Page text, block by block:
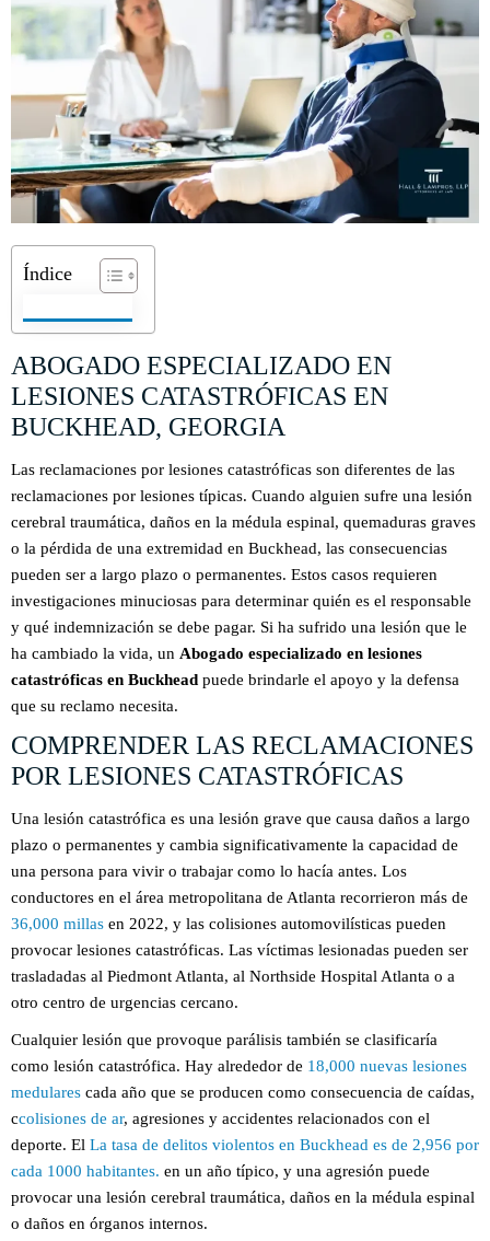
Índice
ABOGADO ESPECIALIZADO EN
LESIONES CATASTRÓFICAS EN
BUCKHEAD, GEORGIA
Las reclamaciones por lesiones catastróficas son diferentes de las
reclamaciones por lesiones típicas. Cuando alguien sufre una lesión
cerebral traumática, daños en la médula espinal, quemaduras graves
o la pérdida de una extremidad en Buckhead, las consecuencias
pueden ser a largo plazo o permanentes. Estos casos requieren
investigaciones minuciosas para determinar quién es el responsable
y qué indemnización se debe pagar. Si ha sufrido una lesión que le
ha cambiado la vida, un Abogado especializado en lesiones
catastróficas en Buckhead puede brindarle el apoyo y la defensa
que su reclamo necesita.
COMPRENDER LAS RECLAMACIONES
POR LESIONES CATASTRÓFICAS
Una lesión catastrófica es una lesión grave que causa daños a largo
plazo o permanentes y cambia significativamente la capacidad de
una persona para vivir o trabajar como lo hacía antes. Los
conductores en el área metropolitana de Atlanta recorrieron más de
36,000 millas en 2022, y las colisiones automovilísticas pueden
provocar lesiones catastróficas. Las víctimas lesionadas pueden ser
trasladadas al Piedmont Atlanta, al Northside Hospital Atlanta o a
otro centro de urgencias cercano.
Cualquier lesión que provoque parálisis también se clasificaría
como lesión catastrófica. Hay alrededor de 18,000 nuevas lesiones
medulares cada año que se producen como consecuencia de caídas,
ccolisiones de ar, agresiones y accidentes relacionados con el
deporte. El La tasa de delitos violentos en Buckhead es de 2,956 por
cada 1000 habitantes. en un año típico, y una agresión puede
provocar una lesión cerebral traumática, daños en la médula espinal
o daños en órganos internos.